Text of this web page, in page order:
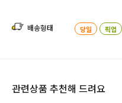
배송형태 당일 픽업
관련상품 추천해 드려요